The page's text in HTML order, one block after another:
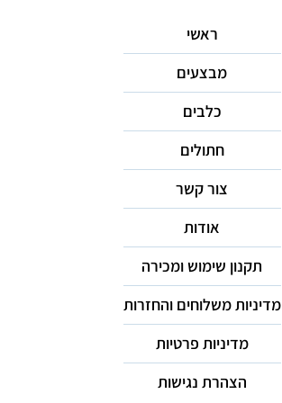
ראשי
מבצעים
כלבים
חתולים
צור קשר
אודות
תקנון שימוש ומכירה
מדיניות משלוחים והחזרות
מדיניות פרטיות
הצהרת נגישות